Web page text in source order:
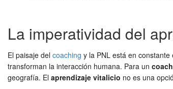
La imperatividad del
El paisaje del coaching y la PNL está en
transforman la interacción humana. Para un
geografía. El aprendizaje vitalicio no es una